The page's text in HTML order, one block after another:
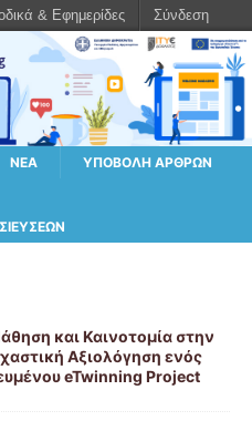
ΝΈΑ
ΥΠΟΒΟΛΉ ΆΡΘΡΩΝ
και Καινοτομία στην
Αξιολόγηση ενός
eTwinning Project
& Εφημερίδες Σύνδεση